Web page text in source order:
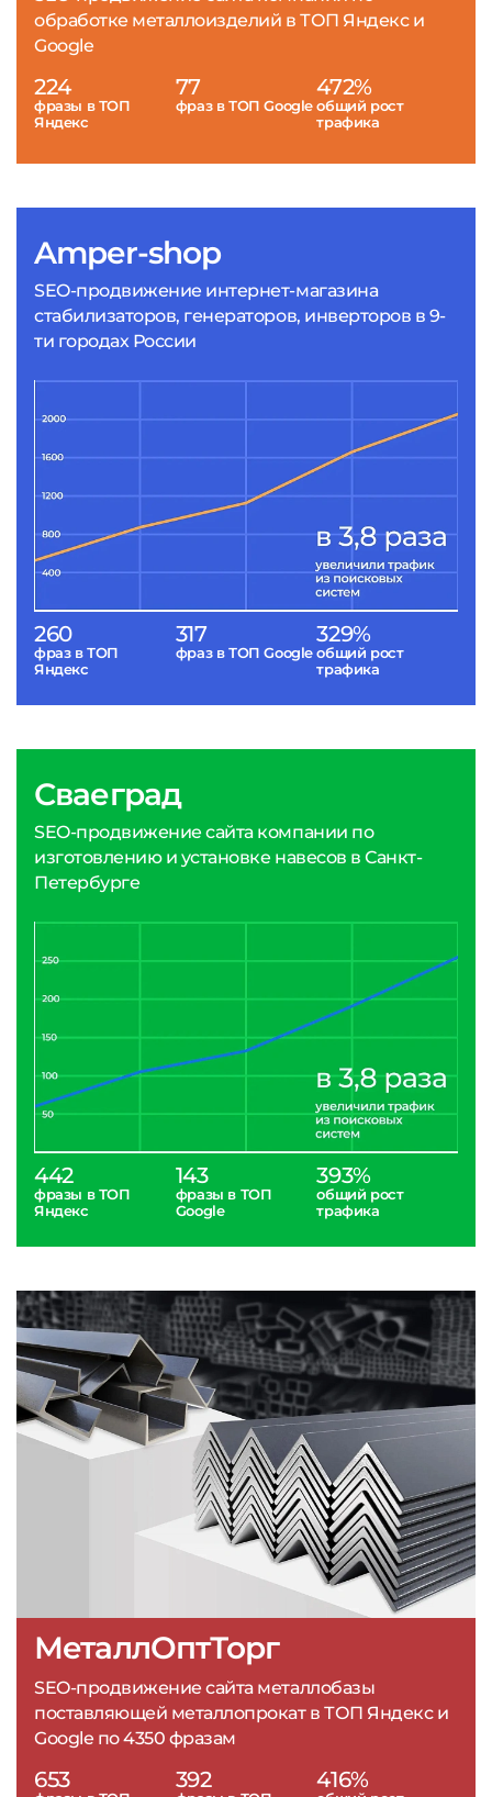
Amper-shop
SEO-продвижение интернет-магазина
стабилизаторов, генераторов, инверторов в 9-
ти городах России
260
фраз в ТОП
Яндекс
317
фраз в ТОП Google
329%
общий рост
трафика
МеталлОптТорг
SEO-продвижение сайта металлобазы
поставляющей металлопрокат в ТОП Яндекс и
Google по 4350 фразам
653 392 416%
обработке металлоизделий в ТОП Яндекс и
Google
224
фразы в ТОП
Яндекс
77
фраз в ТОП Google
472%
общий рост
трафика
Сваеград
SEO-продвижение сайта компании по
изготовлению и установке навесов в Санкт-
Петербурге
442
фразы в ТОП
Яндекс
143
фразы в ТОП
Google
393%
общий рост
трафика